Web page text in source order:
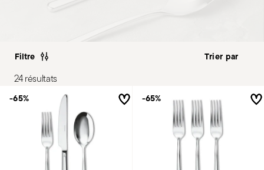
Filtre
24 résultats
-65% -65%